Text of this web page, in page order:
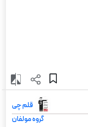
قلم چی
گروه مولفان